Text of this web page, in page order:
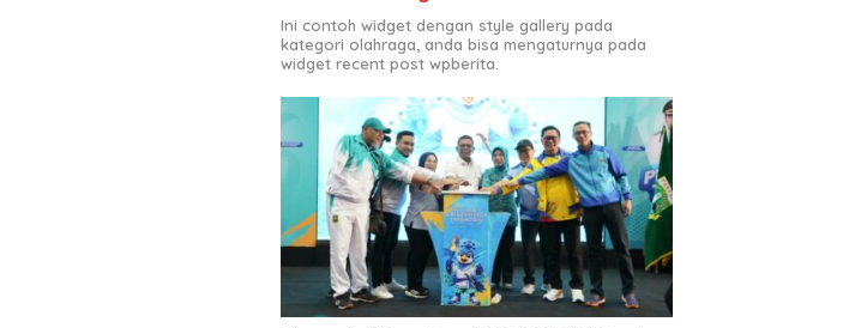
Ini contoh widget dengan style gallery pada
kategori olahraga, anda bisa mengaturnya pada
widget recent post wpberita.